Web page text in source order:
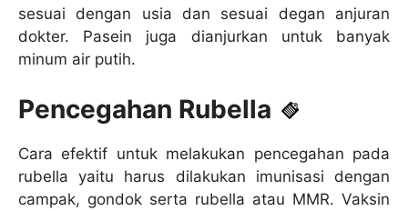
sesuai dengan usia dan sesuai degan anjuran
dokter. Pasein juga dianjurkan untuk banyak
minum air putih.
Pencegahan Rubella
Cara efektif untuk melakukan pencegahan pada
rubella yaitu harus dilakukan imunisasi dengan
campak, gondok serta rubella atau MMR. Vaksin